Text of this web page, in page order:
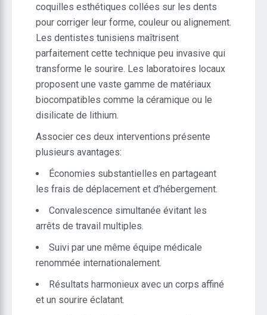
coquilles esthétiques collées sur les dents
pour corriger leur forme, couleur ou alignement.
Les dentistes tunisiens maîtrisent
parfaitement cette technique peu invasive qui
transforme le sourire. Les laboratoires locaux
proposent une vaste gamme de matériaux
biocompatibles comme la céramique ou le
disilicate de lithium.
Associer ces deux interventions présente
plusieurs avantages:
Économies substantielles en partageant
les frais de déplacement et d’hébergement.
Convalescence simultanée évitant les
arrêts de travail multiples.
Suivi par une même équipe médicale
renommée internationalement.
Résultats harmonieux avec un corps affiné
et un sourire éclatant.